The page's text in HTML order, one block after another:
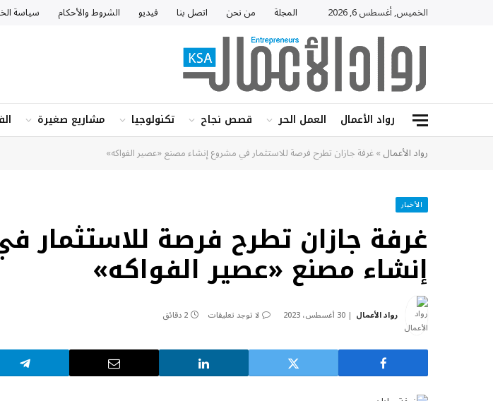
الخميس, أغسطس 6, 2026 المجلة من نحن اتصل بنا فيديو الشروط والأحكام سياسة
رواد الأعمال العمل الحر قصص نجاح تكنولوجيا مشاريع صغيرة
رواد الأعمال»غرفة جازان تطرح فرصة للاستثمار في مشروع إنشاء مصنع «عصير الفواكه»
الأخبار
غرفة جازان تطرح فرصة للاستثمار
إنشاء مصنع «عصير الفواكه»
رواد الأعمال 30 أغسطس، 2023 لا توجد تعليقات 2 دقائق